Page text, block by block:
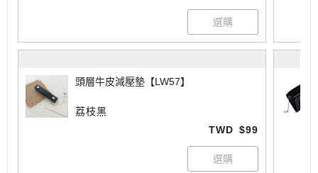
頭層牛皮減壓墊【LW57】
荔枝黑
TWD $99